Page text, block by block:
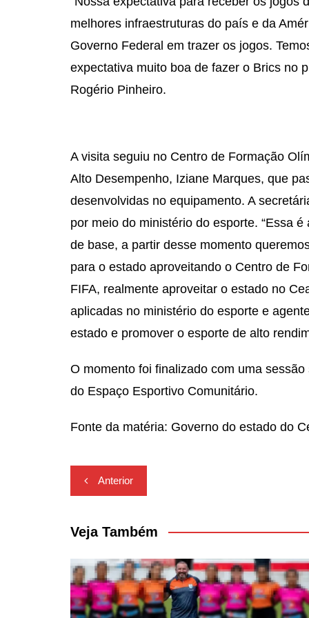
melhores infraestruturas do país e da
Governo Federal em trazer os jogos.
expectativa muito boa de fazer o Brics no
Rogério Pinheiro.
A visita seguiu no Centro de Formação
Alto Desempenho, Iziane Marques, que
desenvolvidas no equipamento. A
por meio do ministério do esporte. “Essa
de base, a partir desse momento
para o estado aproveitando o Centro de
FIFA, realmente aproveitar o estado no
aplicadas no ministério do esporte e
estado e promover o esporte de alto
O momento foi finalizado com uma
do Espaço Esportivo Comunitário.
Fonte da matéria: Governo do estado do
Navegação
de
Post
Anterior
Veja Também